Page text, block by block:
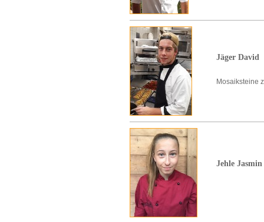
Jäger David
Mosaiksteine
Jehle Jasmin